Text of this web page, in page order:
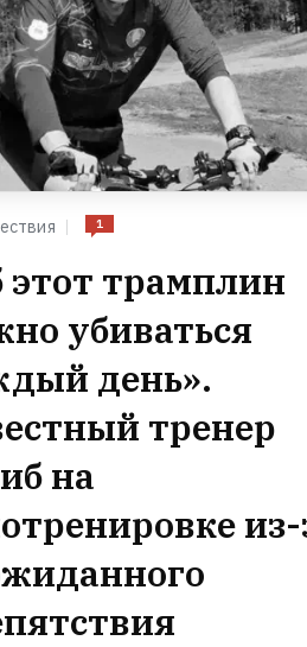
1
этот трамплин
убиваться
день».
тренер
на
из-